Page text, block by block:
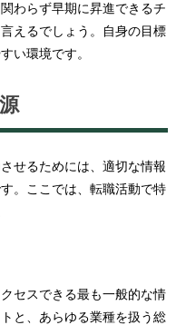
わらず早期に昇進できるチ
えるでしょう。自身の目標
い環境です。
せるためには、適切な情報
。ここでは、転職活動で特
セスできる最も一般的な情
と、あらゆる業種を扱う総